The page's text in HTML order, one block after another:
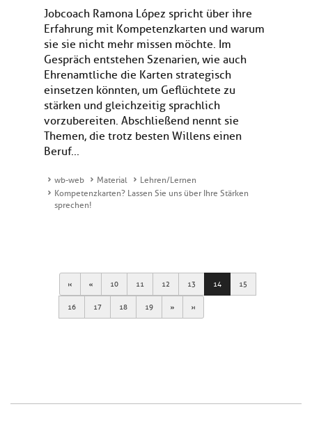
Jobcoach Ramona López spricht über ihre
Erfahrung mit Kompetenzkarten und warum
sie sie nicht mehr missen möchte. Im
Gespräch entstehen Szenarien, wie auch
Ehrenamtliche die Karten strategisch
einsetzen könnten, um Geflüchtete zu
stärken und gleichzeitig sprachlich
vorzubereiten. Abschließend nennt sie
Themen, die trotz besten Willens einen
Beruf...
wb-web Material
Lehren/Lernen
Kompetenzkarten? Lassen Sie uns über Ihre Stärken
sprechen!
First Previous
10 11 12 13 14 15
16 17 18 19 Next Last